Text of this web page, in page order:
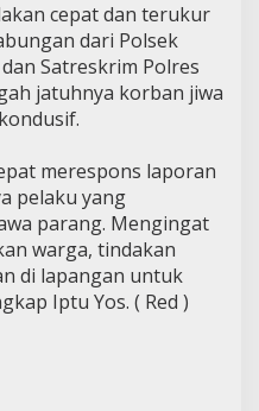
cepat dan terukur
dari Polsek
Satreskrim Polres
jatuhnya korban jiwa
merespons laporan
pelaku yang
parang. Mengingat
warga, tindakan
di lapangan untuk
Iptu Yos. ( Red )